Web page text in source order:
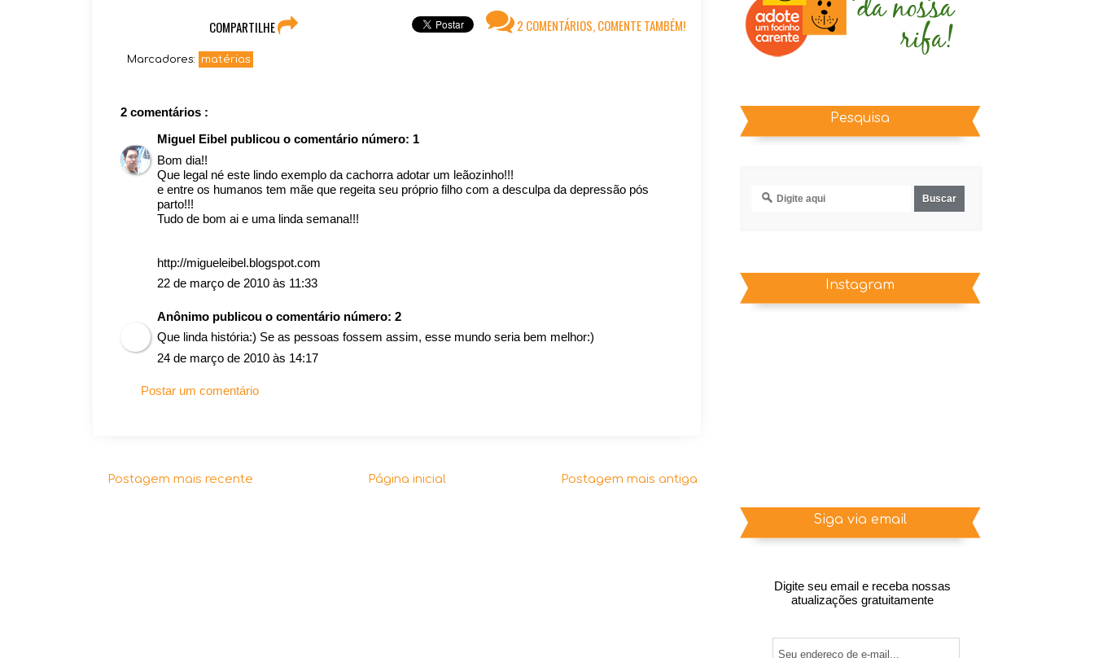
2 COMENTÁRIOS, COMENTE TAMBÉM!
COMPARTILHE
Marcadores: matérias
2 comentários :
Miguel Eibel publicou o comentário número: 1
Bom dia!!
Que legal né este lindo exemplo da cachorra adotar um leãozinho!!!
e entre os humanos tem mãe que regeita seu próprio filho com a desculpa da depressão pós
parto!!!
Tudo de bom ai e uma linda semana!!!
http://migueleibel.blogspot.com
22 de março de 2010 às 11:33
Anônimo publicou o comentário número: 2
Que linda história:) Se as pessoas fossem assim, esse mundo seria bem melhor:)
24 de março de 2010 às 14:17
Postar um comentário
Postagem mais recente Postagem mais antiga
Página inicial
Pesquisa
Instagram
Siga via email
Digite seu email e receba nossas
atualizações gratuitamente